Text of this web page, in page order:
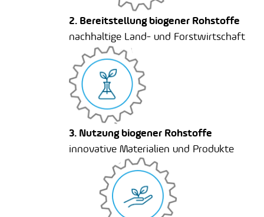
2. Bereitstellung biogener Rohstoffe
nachhaltige Land- und Forstwirtschaft​
3. Nutzung biogener Rohstoffe
innovative Materialien und Produkte​